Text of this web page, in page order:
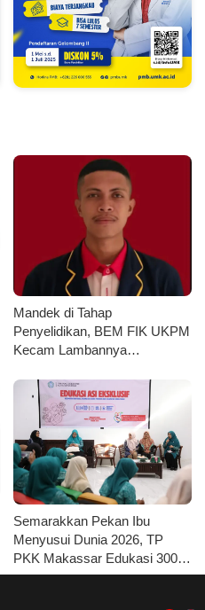
Mandek di Tahap
Penyelidikan, BEM FIK UKPM
Kecam Lambannya
Pengeroyokan Ketuanya
Semarakkan Pekan Ibu
Menyusui Dunia 2026, TP
PKK Makassar Edukasi 300
Ibu Hamil dan Kader PKK